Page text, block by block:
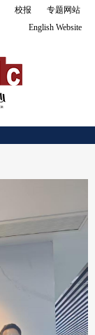
校报
专题网站
English Website